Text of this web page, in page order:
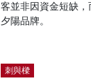
客並非因資金短缺
夕陽品牌。
刺與樑